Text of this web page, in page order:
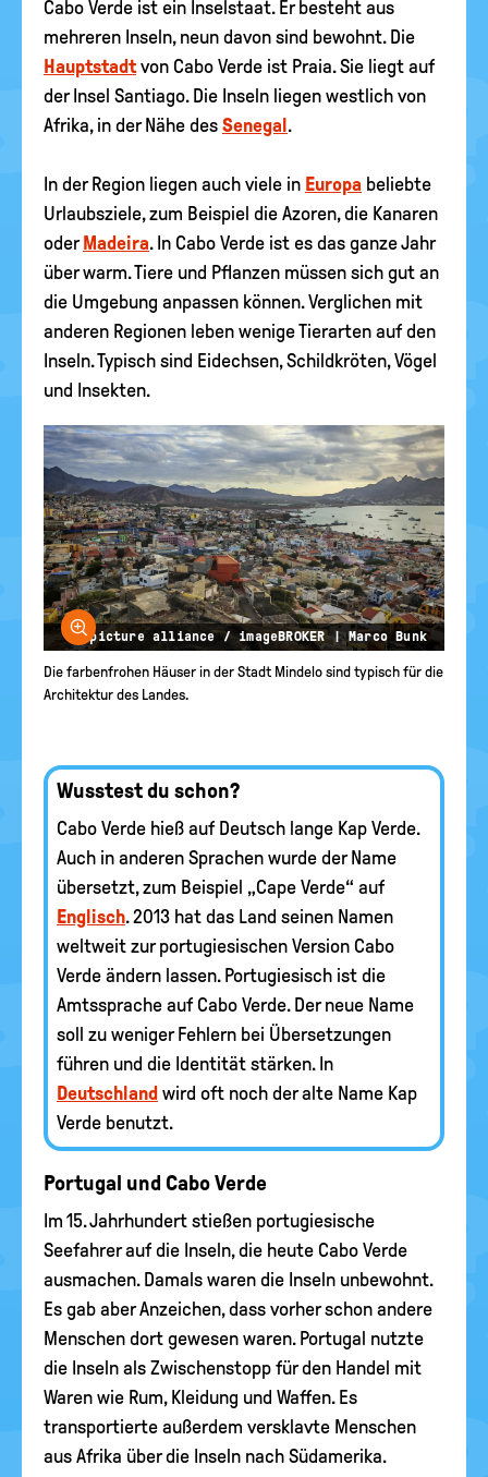
Cabo Verde ist ein Inselstaat. Er besteht aus
mehreren Inseln, neun davon sind bewohnt. Die
Hauptstadtvon Cabo Verde ist Praia. Sie liegt auf
der Insel Santiago. Die Inseln liegen westlich von
Afrika, in der Nähe des Senegal .
In der Region liegen auch viele in Europa beliebte
Urlaubsziele, zum Beispiel die Azoren, die Kanaren
oder Madeira. In Cabo Verde ist es das ganze Jahr
über warm. Tiere und Pflanzen müssen sich gut an
die Umgebung anpassen können. Verglichen mit
anderen Regionen leben wenige Tierarten auf den
Inseln. Typisch sind Eidechsen, Schildkröten, Vögel
und Insekten.
Bild vergrößern
© picture alliance / imageBROKER | Marco Bunk
Die farbenfrohen Häuser in der Stadt Mindelo sind typisch für die
Architektur des Landes.
Wusstest du schon?
Cabo Verde hieß auf Deutsch lange Kap Verde.
Auch in anderen Sprachen wurde der Name
übersetzt, zum Beispiel „Cape Verde“ auf
Englisch. 2013 hat das Land seinen Namen
weltweit zur portugiesischen Version Cabo
Verde ändern lassen. Portugiesisch ist die
Amtssprache auf Cabo Verde. Der neue Name
soll zu weniger Fehlern bei Übersetzungen
führen und die Identität stärken. In
Deutschland wird oft noch der alte Name Kap
Verde benutzt.
Portugal und Cabo Verde
Im 15. Jahrhundert stießen portugiesische
Seefahrer auf die Inseln, die heute Cabo Verde
ausmachen. Damals waren die Inseln unbewohnt.
Es gab aber Anzeichen, dass vorher schon andere
Menschen dort gewesen waren. Portugal nutzte
die Inseln als Zwischenstopp für den Handel mit
Waren wie Rum, Kleidung und Waffen. Es
transportierte außerdem versklavte Menschen
aus Afrika über die Inseln nach Südamerika.